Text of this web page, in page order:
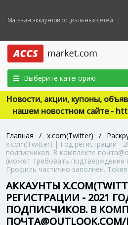
Магазин аккаунтов социальных сетей
Выберите категорию
Новости, акции, купоны,
нашем новостном сайте -
Главная / x.com(Twitter) /
x.com(Twitter) | Год регистрации -
подписчиков. В комплекте
(может требовать подтверждение
Профиль частично заполнен.
АККАУНТЫ
РЕГИСТРАЦИИ - 2021
ПОДПИСЧИКОВ. В
ПОЧТА@OUTLOOK.COM/